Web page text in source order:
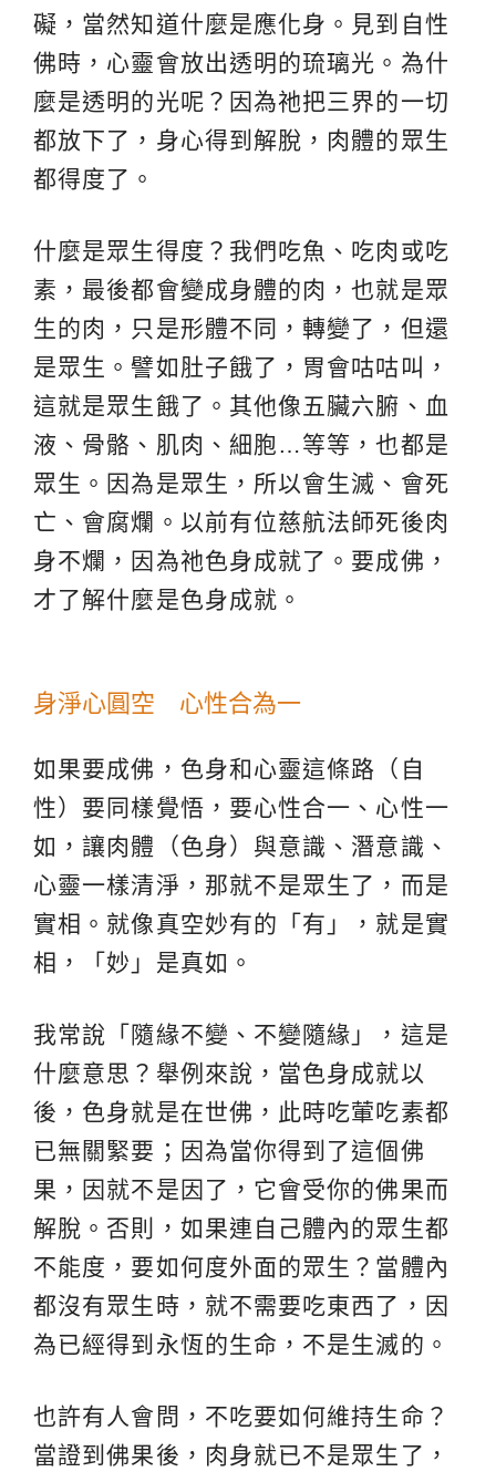
礙，當然知道什麼是應化身。見到自性
佛時，心靈會放出透明的琉璃光。為什
麼是透明的光呢？因為祂把三界的一切
都放下了，身心得到解脫，肉體的眾生
都得度了。
什麼是眾生得度？我們吃魚、吃肉或吃
素，最後都會變成身體的肉，也就是眾
生的肉，只是形體不同，轉變了，但還
是眾生。譬如肚子餓了，胃會咕咕叫，
這就是眾生餓了。其他像五臟六腑、血
液、骨骼、肌肉、細胞…等等，也都是
眾生。因為是眾生，所以會生滅、會死
亡、會腐爛。以前有位慈航法師死後肉
身不爛，因為祂色身成就了。要成佛，
才了解什麼是色身成就。
身淨心圓空 心性合為一
如果要成佛，色身和心靈這條路（自
性）要同樣覺悟，要心性合一、心性一
如，讓肉體（色身）與意識、潛意識、
心靈一樣清淨，那就不是眾生了，而是
實相。就像真空妙有的「有」，就是實
相，「妙」是真如。
我常說「隨緣不變、不變隨緣」，這是
什麼意思？舉例來說，當色身成就以
後，色身就是在世佛，此時吃葷吃素都
已無關緊要；因為當你得到了這個佛
果，因就不是因了，它會受你的佛果而
解脫。否則，如果連自己體內的眾生都
不能度，要如何度外面的眾生？當體內
都沒有眾生時，就不需要吃東西了，因
為已經得到永恆的生命，不是生滅的。
也許有人會問，不吃要如何維持生命？
當證到佛果後，肉身就已不是眾生了，